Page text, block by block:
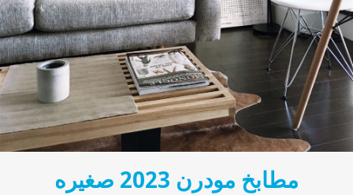
مطابخ مودرن 2023 صغيره